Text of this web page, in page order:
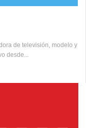
de televisión, modelo y
desde...